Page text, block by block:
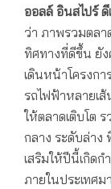
ออลล์ อินสไปร์
ว่า ภาพรวมตล
ทิศทางที่ดีขึ้น ยัง
เดินหน้าโครงก
รถไฟฟ้าหลายเ
ให้ตลาดเติบโต
กลาง ระดับล่าง
เสริมให้ปีนี้เกิดก
ภายในประเทศม